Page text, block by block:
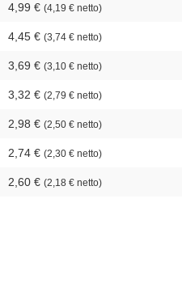
4,99 € (4,19 € netto)
4,45 € (3,74 € netto)
3,69 € (3,10 € netto)
3,32 € (2,79 € netto)
2,98 € (2,50 € netto)
2,74 € (2,30 € netto)
2,60 € (2,18 € netto)